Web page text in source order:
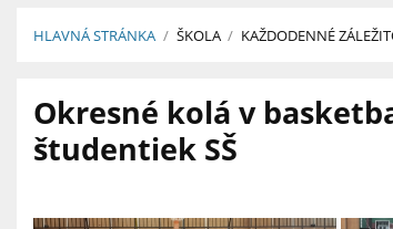
HLAVNÁ STRÁNKA / ŠKOLA / KAŽDODENNÉ
Novinky
Okresné kolá v
študentiek SŠ